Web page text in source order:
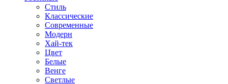
Стиль
Классические
Современные
Модерн
Хай-тек
Цвет
Белые
Венге
Светлые